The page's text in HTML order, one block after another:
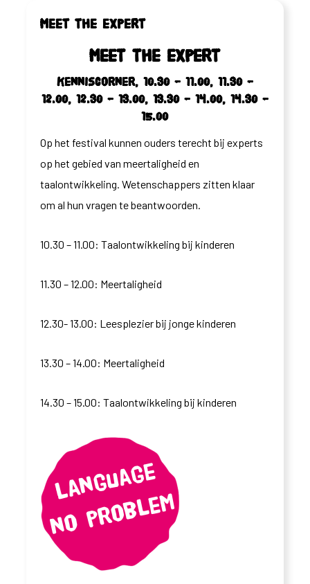
Meet the expert
Meet the expert
Kenniscorner, 10.30 – 11.00, 11.30 –
12.00, 12.30 – 13.00, 13.30 – 14.00, 14.30 –
15.00
Op het festival kunnen ouders terecht bij experts
op het gebied van meertaligheid en
taalontwikkeling. Wetenschappers zitten klaar
om al hun vragen te beantwoorden.
10.30 – 11.00: Taalontwikkeling bij kinderen
11.30 – 12.00: Meertaligheid
12.30- 13.00: Leesplezier bij jonge kinderen
13.30 – 14.00: Meertaligheid
14.30 – 15.00: Taalontwikkeling bij kinderen